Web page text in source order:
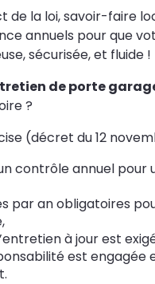
de la loi, savoir-faire
annuels pour que
sécurisée, et fluide !
de porte
?
(décret du 12
contrôle annuel pour
par an obligatoires
à jour est
est engagée